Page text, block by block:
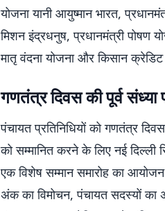
योजना यानी आयुष्मान भारत,
मिशन इंद्रधनुष, प्रधानमंत्री पोषण
मातृ वंदना योजना और किसान
गणतंत्र दिवस की पूर्व संध्या
पंचायत प्रतिनिधियों को गणतंत्र
को सम्मानित करने के लिए नई दिल्ली
एक विशेष सम्मान समारोह का आयोजन
अंक का विमोचन, पंचायत सदस्यों का